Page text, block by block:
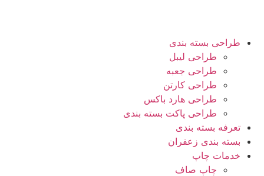
طراحی بسته بندی
طراحی لیبل
طراحی جعبه
طراحی کارتن
طراحی هارد باکس
طراحی پاکت بسته بندی
تعرفه بسته بندی
بسته بندی زعفران
خدمات چاپ
چاپ صاف